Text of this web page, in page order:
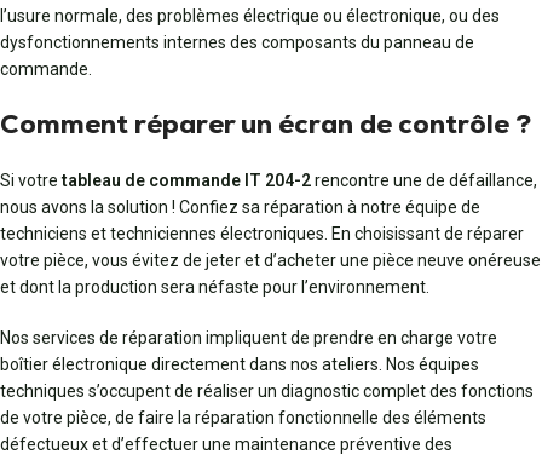
l’usure normale, des problèmes électrique ou électronique, ou des
dysfonctionnements internes des composants du panneau de
commande.
Comment réparer un écran de contrôle ?
Si votretableau de commande IT 204-2rencontre une de défaillance,
nous avons la solution ! Confiez sa réparation à notre équipe de
techniciens et techniciennes électroniques. En choisissant de réparer
votre pièce, vous évitez de jeter et d’acheter une pièce neuve onéreuse
et dont la production sera néfaste pour l’environnement.
Nos services de réparation impliquent de prendre en charge votre
boîtier électronique directement dans nos ateliers. Nos équipes
techniques s’occupent de réaliser un diagnostic complet des fonctions
de votre pièce, de faire la réparation fonctionnelle des éléments
défectueux et d’effectuer une maintenance préventive des